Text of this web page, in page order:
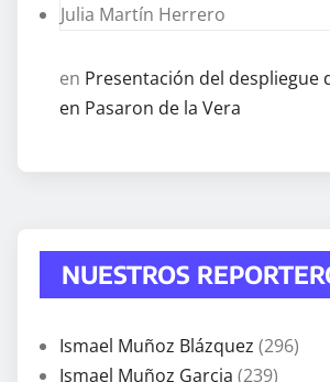
Julia Martín Herrero
en Presentación del despliegue
en Pasaron de la Vera
NUESTROS
Ismael Muñoz Blázquez (296)
Ismael Muñoz Garcia (239)